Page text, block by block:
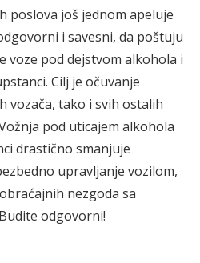
poslova još jednom apeluje
i savesni, da poštuju
voze pod dejstvom alkohola i
Cilj je očuvanje
vozača, tako i svih ostalih
pod uticajem alkohola
drastično smanjuje
upravljanje vozilom,
nezgoda sa
odgovorni!